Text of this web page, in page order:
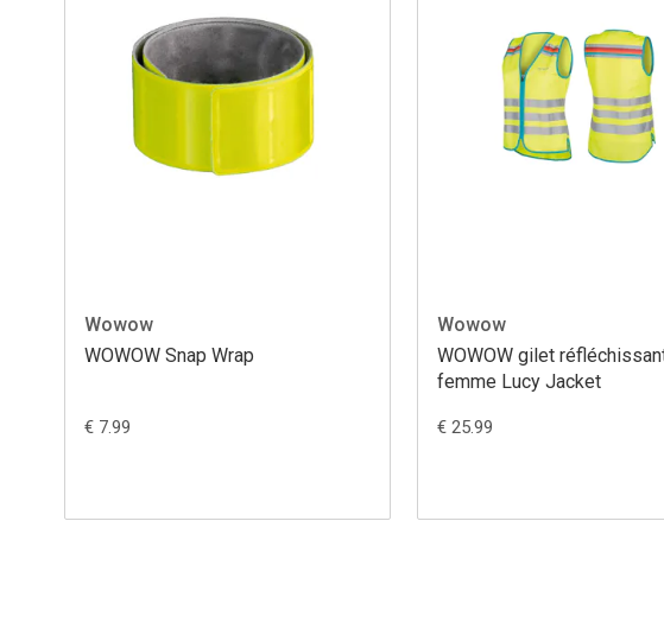
Wowow
WOWOW Snap Wrap
€ 7.99
Wowow
WOWOW gilet
femme Lucy Jacket
€ 25.99